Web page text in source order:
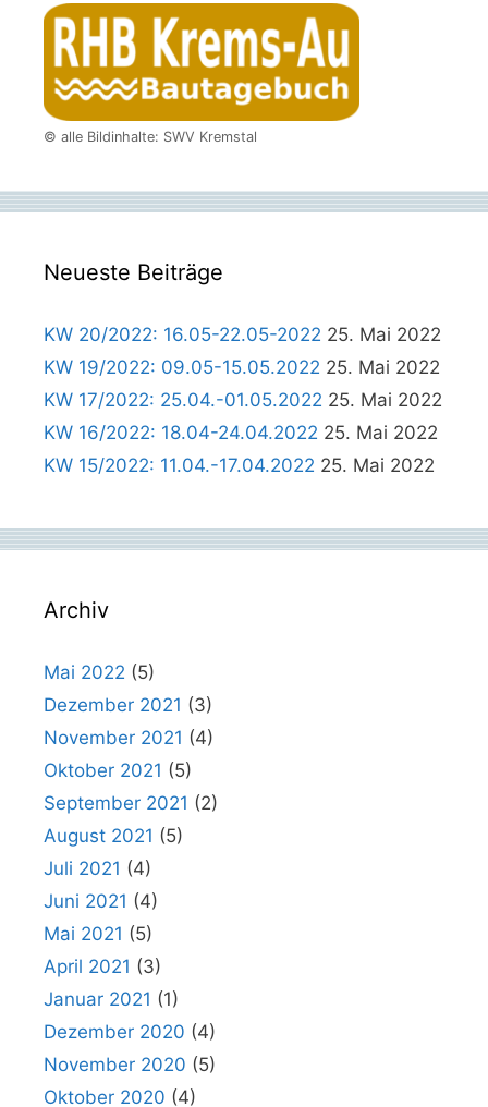
© alle Bildinhalte: SWV Kremstal
Neueste Beiträge
KW 20/2022: 16.05-22.05-2022 25. Mai 2022
KW 19/2022: 09.05-15.05.2022 25. Mai 2022
KW 17/2022: 25.04.-01.05.2022 25. Mai 2022
KW 16/2022: 18.04-24.04.2022 25. Mai 2022
KW 15/2022: 11.04.-17.04.2022 25. Mai 2022
Archiv
Mai 2022 (5)
Dezember 2021 (3)
November 2021 (4)
Oktober 2021 (5)
September 2021 (2)
August 2021 (5)
Juli 2021 (4)
Juni 2021 (4)
Mai 2021 (5)
April 2021 (3)
Januar 2021 (1)
Dezember 2020 (4)
November 2020 (5)
Oktober 2020 (4)